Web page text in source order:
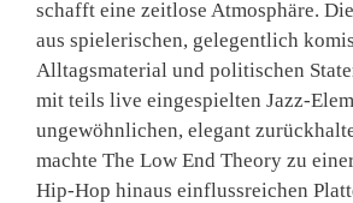
schafft eine zeitlose Atmosphäre.
aus spielerischen, gelegentlich
Alltagsmaterial und politischen
mit teils live eingespielten Jazz-
ungewöhnlichen, elegant
machte The Low End Theory zu
Hip-Hop hinaus einflussreichen